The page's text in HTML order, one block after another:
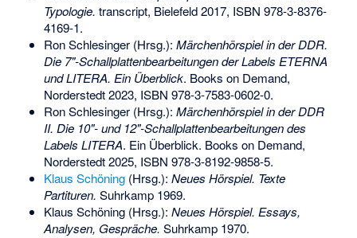
Typologie. transcript, Bielefeld 2017, ISBN 978-3-8376-
4169-1.
Ron Schlesinger (Hrsg.): Märchenhörspiel in der DDR.
Die 7"-Schallplattenbearbeitungen der Labels ETERNA
und LITERA. Ein Überblick. Books on Demand,
Norderstedt 2023, ISBN 978-3-7583-0602-0.
Ron Schlesinger (Hrsg.): Märchenhörspiel in der DDR
II. Die 10"- und 12"-Schallplattenbearbeitungen des
Labels LITERA. Ein Überblick. Books on Demand,
Norderstedt 2025, ISBN 978-3-8192-9858-5.
Klaus Schöning(Hrsg.): Neues Hörspiel. Texte
Partituren. Suhrkamp 1969.
Klaus Schöning (Hrsg.): Neues Hörspiel. Essays,
Analysen, Gespräche. Suhrkamp 1970.